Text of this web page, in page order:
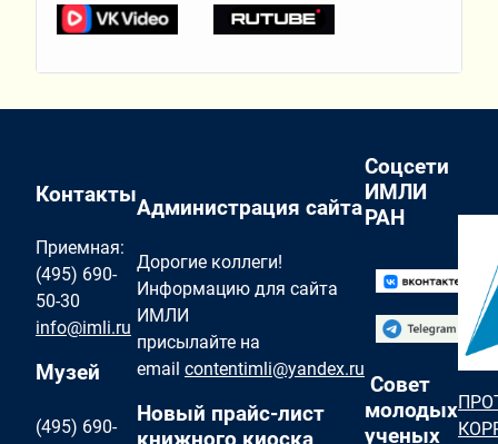
Контакты
Приемная:
(495) 690-
50-30
info@imli.ru
Музей
(495) 690-
Администрация сайта
Дорогие коллеги!
Информацию для сайта
ИМЛИ
присылайте на
email contentimli@yandex.ru
Новый прайс-лист
книжного киоска
Соцсети
ИМЛИ
РАН
Совет
молодых
ученых